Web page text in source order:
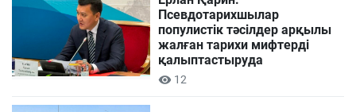
Псевдотарихшылар
популистік тәсілдер арқылы
жалған тарихи мифтерді
қалыптастыруда
12